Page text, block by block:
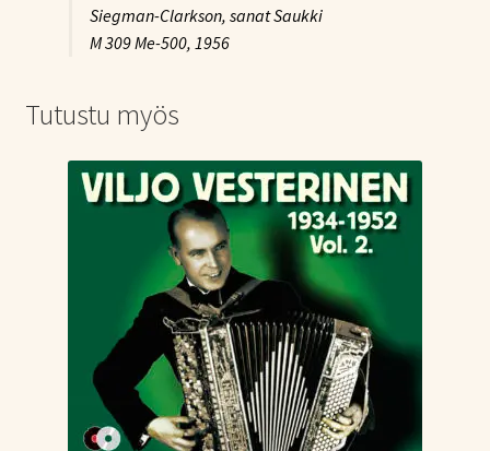
Siegman-Clarkson, sanat Saukki
M 309 Me-500, 1956
Tutustu myös